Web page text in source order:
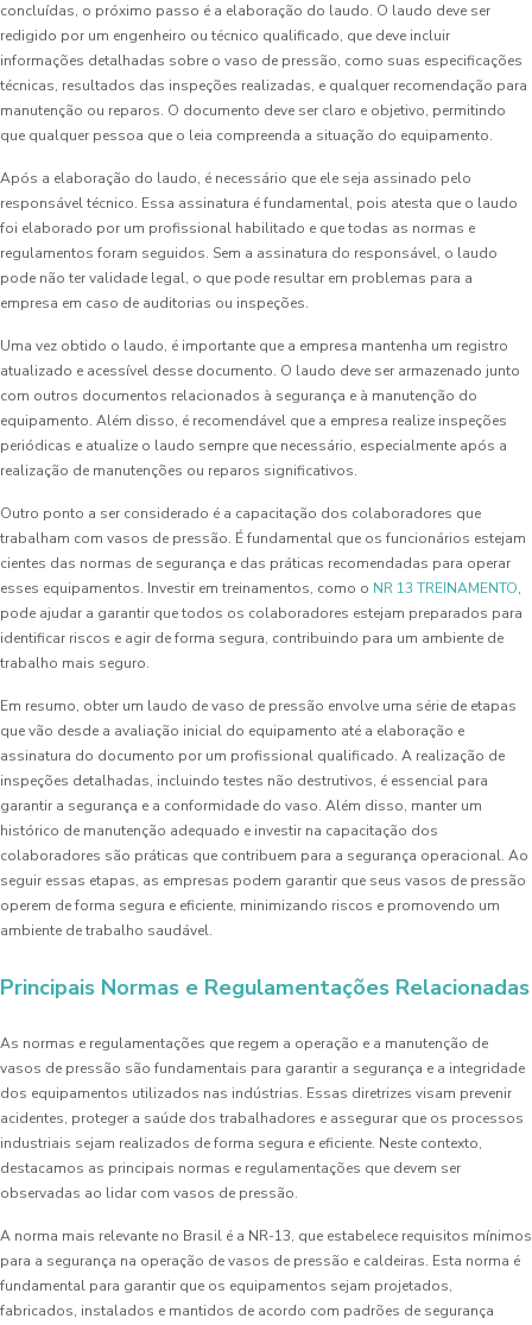
concluídas, o próximo passo é a elaboração do laudo. O laudo deve ser
redigido por um engenheiro ou técnico qualificado, que deve incluir
informações detalhadas sobre o vaso de pressão, como suas especificações
técnicas, resultados das inspeções realizadas, e qualquer recomendação para
manutenção ou reparos. O documento deve ser claro e objetivo, permitindo
que qualquer pessoa que o leia compreenda a situação do equipamento.
Após a elaboração do laudo, é necessário que ele seja assinado pelo
responsável técnico. Essa assinatura é fundamental, pois atesta que o laudo
foi elaborado por um profissional habilitado e que todas as normas e
regulamentos foram seguidos. Sem a assinatura do responsável, o laudo
pode não ter validade legal, o que pode resultar em problemas para a
empresa em caso de auditorias ou inspeções.
Uma vez obtido o laudo, é importante que a empresa mantenha um registro
atualizado e acessível desse documento. O laudo deve ser armazenado junto
com outros documentos relacionados à segurança e à manutenção do
equipamento. Além disso, é recomendável que a empresa realize inspeções
periódicas e atualize o laudo sempre que necessário, especialmente após a
realização de manutenções ou reparos significativos.
Outro ponto a ser considerado é a capacitação dos colaboradores que
trabalham com vasos de pressão. É fundamental que os funcionários estejam
cientes das normas de segurança e das práticas recomendadas para operar
esses equipamentos. Investir em treinamentos, como o NR 13 TREINAMENTO,
pode ajudar a garantir que todos os colaboradores estejam preparados para
identificar riscos e agir de forma segura, contribuindo para um ambiente de
trabalho mais seguro.
Em resumo, obter um laudo de vaso de pressão envolve uma série de etapas
que vão desde a avaliação inicial do equipamento até a elaboração e
assinatura do documento por um profissional qualificado. A realização de
inspeções detalhadas, incluindo testes não destrutivos, é essencial para
garantir a segurança e a conformidade do vaso. Além disso, manter um
histórico de manutenção adequado e investir na capacitação dos
colaboradores são práticas que contribuem para a segurança operacional. Ao
seguir essas etapas, as empresas podem garantir que seus vasos de pressão
operem de forma segura e eficiente, minimizando riscos e promovendo um
ambiente de trabalho saudável.
Principais Normas e Regulamentações Relacionadas
As normas e regulamentações que regem a operação e a manutenção de
vasos de pressão são fundamentais para garantir a segurança e a integridade
dos equipamentos utilizados nas indústrias. Essas diretrizes visam prevenir
acidentes, proteger a saúde dos trabalhadores e assegurar que os processos
industriais sejam realizados de forma segura e eficiente. Neste contexto,
destacamos as principais normas e regulamentações que devem ser
observadas ao lidar com vasos de pressão.
A norma mais relevante no Brasil é a NR-13, que estabelece requisitos mínimos
para a segurança na operação de vasos de pressão e caldeiras. Esta norma é
fundamental para garantir que os equipamentos sejam projetados,
fabricados, instalados e mantidos de acordo com padrões de segurança